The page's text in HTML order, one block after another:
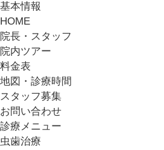
基本情報
HOME
院長・スタッフ
院内ツアー
料金表
地図・診療時間
スタッフ募集
お問い合わせ
診療メニュー
虫歯治療